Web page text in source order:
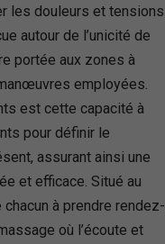
les douleurs et tensions
autour de l’unicité de
portée aux zones à
employées.
est cette capacité à
pour définir le
assurant ainsi une
et efficace. Situé au
à prendre rendez-
où l’écoute et